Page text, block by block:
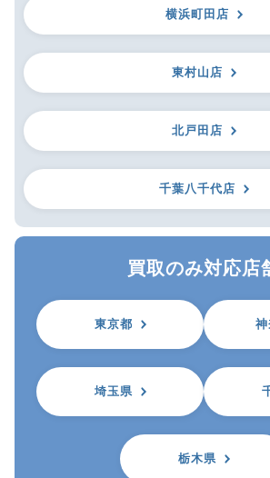
横浜町田店
東村山店
北戸田店
千葉八千代店
買取のみ対応店
東京都
埼玉県
栃木県